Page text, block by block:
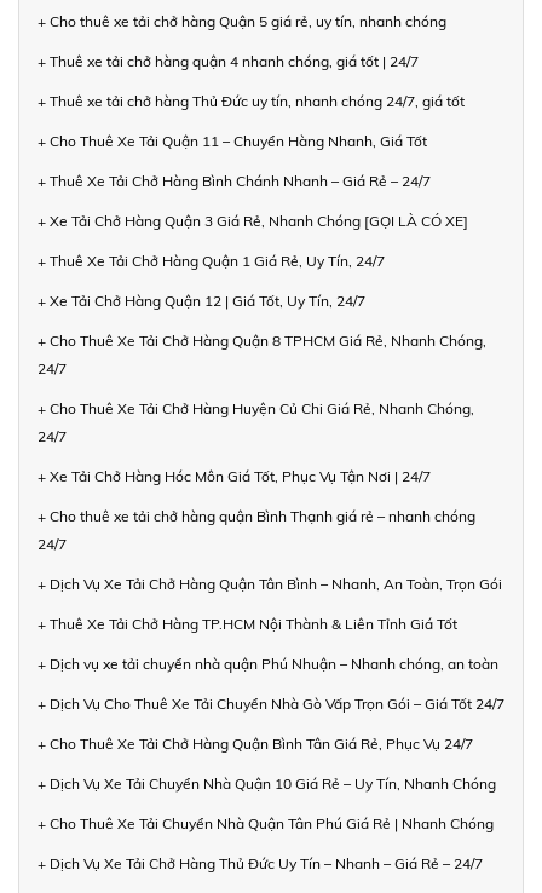
+ Cho thuê xe tải chở hàng Quận 5 giá rẻ, uy tín, nhanh chóng
+ Thuê xe tải chở hàng quận 4 nhanh chóng, giá tốt | 24/7
+ Thuê xe tải chở hàng Thủ Đức uy tín, nhanh chóng 24/7, giá tốt
+ Cho Thuê Xe Tải Quận 11 – Chuyển Hàng Nhanh, Giá Tốt
+ Thuê Xe Tải Chở Hàng Bình Chánh Nhanh – Giá Rẻ – 24/7
+ Xe Tải Chở Hàng Quận 3 Giá Rẻ, Nhanh Chóng [GỌI LÀ CÓ XE]
+ Thuê Xe Tải Chở Hàng Quận 1 Giá Rẻ, Uy Tín, 24/7
+ Xe Tải Chở Hàng Quận 12 | Giá Tốt, Uy Tín, 24/7
+ Cho Thuê Xe Tải Chở Hàng Quận 8 TPHCM Giá Rẻ, Nhanh Chóng,
24/7
+ Cho Thuê Xe Tải Chở Hàng Huyện Củ Chi Giá Rẻ, Nhanh Chóng,
24/7
+ Xe Tải Chở Hàng Hóc Môn Giá Tốt, Phục Vụ Tận Nơi | 24/7
+ Cho thuê xe tải chở hàng quận Bình Thạnh giá rẻ – nhanh chóng
24/7
+ Dịch Vụ Xe Tải Chở Hàng Quận Tân Bình – Nhanh, An Toàn, Trọn Gói
+ Thuê Xe Tải Chở Hàng TP.HCM Nội Thành & Liên Tỉnh Giá Tốt
+ Dịch vụ xe tải chuyển nhà quận Phú Nhuận – Nhanh chóng, an toàn
+ Dịch Vụ Cho Thuê Xe Tải Chuyển Nhà Gò Vấp Trọn Gói – Giá Tốt 24/7
+ Cho Thuê Xe Tải Chở Hàng Quận Bình Tân Giá Rẻ, Phục Vụ 24/7
+ Dịch Vụ Xe Tải Chuyển Nhà Quận 10 Giá Rẻ – Uy Tín, Nhanh Chóng
+ Cho Thuê Xe Tải Chuyển Nhà Quận Tân Phú Giá Rẻ | Nhanh Chóng
+ Dịch Vụ Xe Tải Chở Hàng Thủ Đức Uy Tín – Nhanh – Giá Rẻ – 24/7